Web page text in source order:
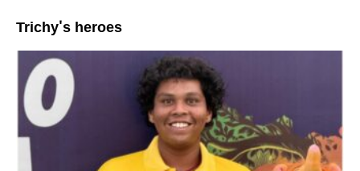
Trichy's heroes